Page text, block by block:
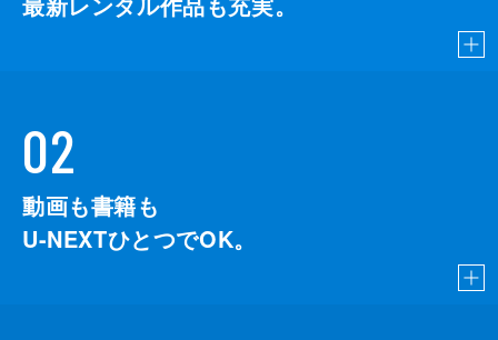
02
動画も書籍も
U-NEXTひとつでOK。